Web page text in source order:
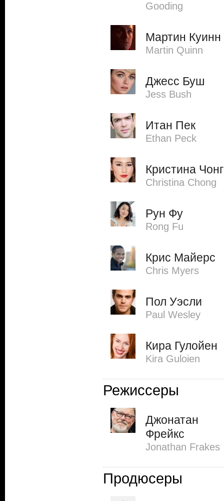
Gooding
Мартин Куинн
Martin Quinn
Джесс Буш
Jess Bush
Итан Пек
Ethan Peck
Кристина Чонг
Christina Chong
Рун Фу
Rong Fu
Крис Майерс
Chris Myers
Пол Уэсли
Paul Wesley
Кира Гулойен
Kira Guloien
Режиссеры
Джонатан
Фрейкс
Jonathan Frakes
Продюсеры